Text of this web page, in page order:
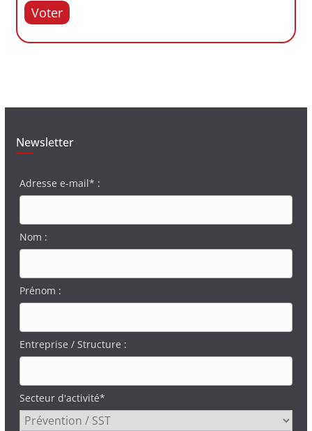
Voter
Newsletter
Adresse e-mail* :
Nom :
Prénom :
Entreprise / Structure :
Secteur d'activité*